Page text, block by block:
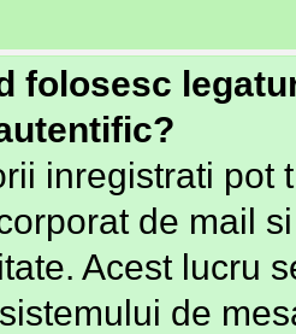
folosesc
inregistrati pot
de mail
Acest lucru
de